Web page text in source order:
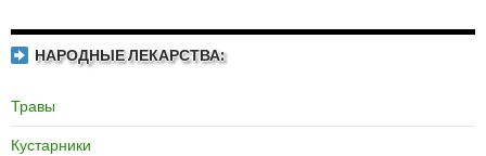
НАРОДНЫЕ ЛЕКАРСТВА:
Травы
Кустарники